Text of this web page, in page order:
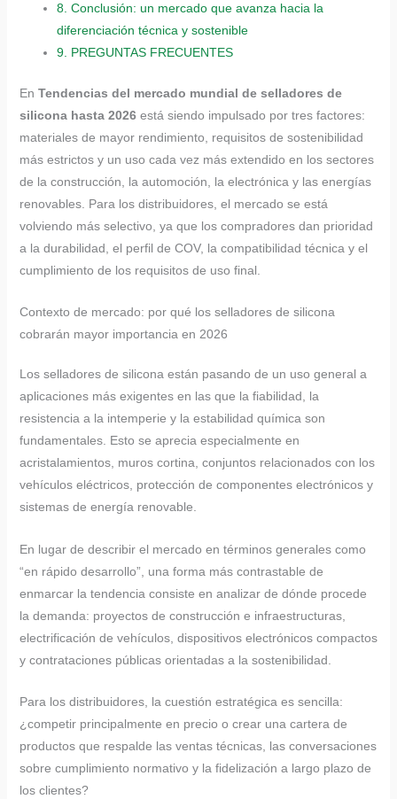
8. Conclusión: un mercado que avanza hacia la
diferenciación técnica y sostenible
9. PREGUNTAS FRECUENTES
En Tendencias del mercado mundial de selladores de
silicona hasta 2026está siendo impulsado por tres factores:
materiales de mayor rendimiento, requisitos de sostenibilidad
más estrictos y un uso cada vez más extendido en los sectores
de la construcción, la automoción, la electrónica y las energías
renovables. Para los distribuidores, el mercado se está
volviendo más selectivo, ya que los compradores dan prioridad
a la durabilidad, el perfil de COV, la compatibilidad técnica y el
cumplimiento de los requisitos de uso final.
Contexto de mercado: por qué los selladores de silicona
cobrarán mayor importancia en 2026
Los selladores de silicona están pasando de un uso general a
aplicaciones más exigentes en las que la fiabilidad, la
resistencia a la intemperie y la estabilidad química son
fundamentales. Esto se aprecia especialmente en
acristalamientos, muros cortina, conjuntos relacionados con los
vehículos eléctricos, protección de componentes electrónicos y
sistemas de energía renovable.
En lugar de describir el mercado en términos generales como
“en rápido desarrollo”, una forma más contrastable de
enmarcar la tendencia consiste en analizar de dónde procede
la demanda: proyectos de construcción e infraestructuras,
electrificación de vehículos, dispositivos electrónicos compactos
y contrataciones públicas orientadas a la sostenibilidad.
Para los distribuidores, la cuestión estratégica es sencilla:
¿competir principalmente en precio o crear una cartera de
productos que respalde las ventas técnicas, las conversaciones
sobre cumplimiento normativo y la fidelización a largo plazo de
los clientes?